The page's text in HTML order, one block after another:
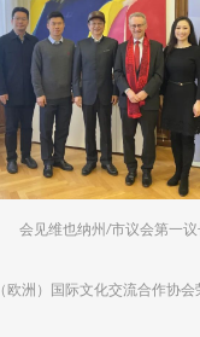
会见维也纳州/市议会第一议
（欧洲）国际文化交流合作协